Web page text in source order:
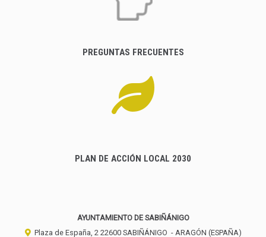
PREGUNTAS FRECUENTES
PLAN DE ACCIÓN LOCAL 2030
AYUNTAMIENTO DE SABIÑÁNIGO
Plaza de España, 2 22600 SABIÑÁNIGO - ARAGÓN (ESPAÑA)